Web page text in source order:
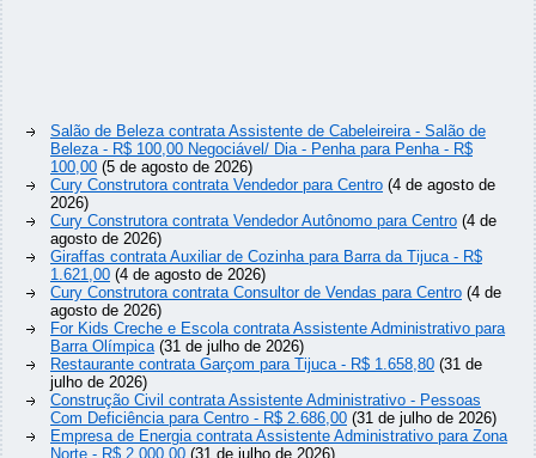
Salão de Beleza contrata Assistente de Cabeleireira - Salão de
Beleza - R$ 100,00 Negociável/ Dia - Penha para Penha - R$
100,00 (5 de agosto de 2026)
Cury Construtora contrata Vendedor para Centro (4 de agosto de
2026)
Cury Construtora contrata Vendedor Autônomo para Centro (4 de
agosto de 2026)
Giraffas contrata Auxiliar de Cozinha para Barra da Tijuca - R$
1.621,00 (4 de agosto de 2026)
Cury Construtora contrata Consultor de Vendas para Centro (4 de
agosto de 2026)
For Kids Creche e Escola contrata Assistente Administrativo para
Barra Olímpica(31 de julho de 2026)
Restaurante contrata Garçom para Tijuca - R$ 1.658,80 (31 de
julho de 2026)
Construção Civil contrata Assistente Administrativo - Pessoas
Com Deficiência para Centro - R$ 2.686,00 (31 de julho de 2026)
Empresa de Energia contrata Assistente Administrativo para Zona
Norte - R$ 2.000,00 (31 de julho de 2026)